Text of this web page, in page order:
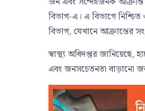
বিভাগ-এ। এ বিভাগে
বিভাগ, যেখানে আক্রান্তের
স্বাস্থ্য অধিদপ্তর
এবং জনসচেতনতা বাড়ানো